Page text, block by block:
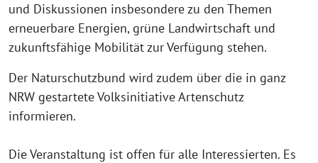
und Diskussionen insbesondere zu den Themen
erneuerbare Energien, grüne Landwirtschaft und
zukunftsfähige Mobilität zur Verfügung stehen.
Der Naturschutzbund wird zudem über die in ganz
NRW gestartete Volksinitiative Artenschutz
informieren.
Die Veranstaltung ist offen für alle Interessierten. Es